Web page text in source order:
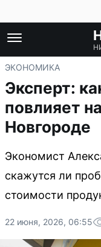
ЭКОНОМИКА
Эксперт:
повлияет
Новгороде
Экономист
скажутся ли
стоимости
22 июня, 2026, 06:55